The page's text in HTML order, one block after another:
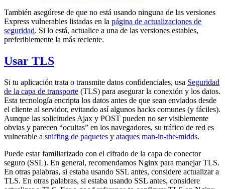
También asegúrese de que no está usando ninguna de las versiones
Express vulnerables listadas en la página de actualizaciones de
seguridad. Si lo está, actualice a una de las versiones estables,
preferiblemente la más reciente.
Usar TLS
Si tu aplicación trata o transmite datos confidenciales, usa Seguridad
de la capa de transporte (TLS) para asegurar la conexión y los datos.
Esta tecnología encripta los datos antes de que sean enviados desde
el cliente al servidor, evitando así algunos hacks comunes (y fáciles).
Aunque las solicitudes Ajax y POST pueden no ser visiblemente
obvias y parecen “ocultas” en los navegadores, su tráfico de red es
vulnerable a sniffing de paquetes y ataques man-in-the-midds.
Puede estar familiarizado con el cifrado de la capa de conector
seguro (SSL). En general, recomendamos Nginx para manejar TLS.
En otras palabras, si estaba usando SSL antes, considere actualizar a
TLS. En otras palabras, si estaba usando SSL antes, considere